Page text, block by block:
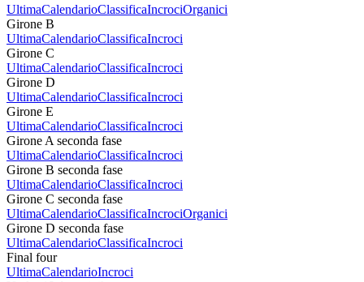
UltimaCalendarioClassificaIncrociOrganici
Girone B
UltimaCalendarioClassificaIncroci
Girone C
UltimaCalendarioClassificaIncroci
Girone D
UltimaCalendarioClassificaIncroci
Girone E
UltimaCalendarioClassificaIncroci
Girone A seconda fase
UltimaCalendarioClassificaIncroci
Girone B seconda fase
UltimaCalendarioClassificaIncroci
Girone C seconda fase
UltimaCalendarioClassificaIncrociOrganici
Girone D seconda fase
UltimaCalendarioClassificaIncroci
Final four
UltimaCalendarioIncroci